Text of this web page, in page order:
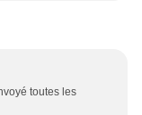
toutes les